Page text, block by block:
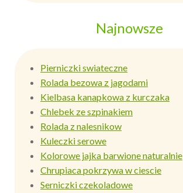
Najnowsze
Pierniczki swiateczne
Rolada bezowa z jagodami
Kielbasa kanapkowa z kurczaka
Chlebek ze szpinakiem
Rolada z nalesnikow
Kuleczki serowe
Kolorowe jajka barwione naturalnie
Chrupiaca pokrzywa w ciescie
Serniczki czekoladowe